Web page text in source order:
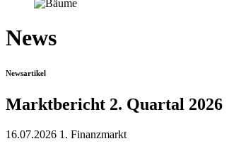
News
Newsartikel
Marktbericht 2. Quartal 2026
16.07.2026 1. Finanzmarkt